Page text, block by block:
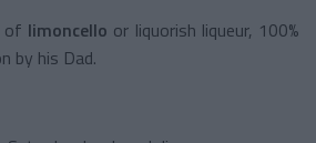
of limoncello or liquorish liqueur, 100%
by his Dad.